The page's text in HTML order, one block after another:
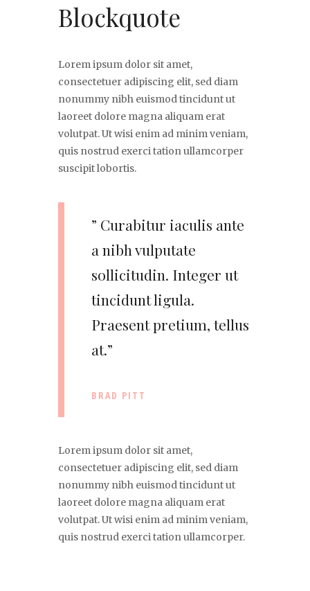
Blockquote
Lorem ipsum dolor sit amet,
consectetuer adipiscing elit, sed diam
nonummy nibh euismod tincidunt ut
laoreet dolore magna aliquam erat
volutpat. Ut wisi enim ad minim veniam,
quis nostrud exerci tation ullamcorper
suscipit lobortis.
” Curabitur iaculis ante
a nibh vulputate
sollicitudin. Integer ut
tincidunt ligula.
Praesent pretium, tellus
at.”
BRAD PITT
Lorem ipsum dolor sit amet,
consectetuer adipiscing elit, sed diam
nonummy nibh euismod tincidunt ut
laoreet dolore magna aliquam erat
volutpat. Ut wisi enim ad minim veniam,
quis nostrud exerci tation ullamcorper.